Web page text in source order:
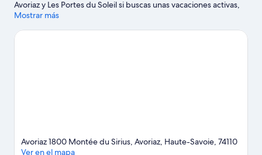
Avoriaz y Les Portes du Soleil si buscas unas vacaciones activas,
donde también puedes acercarte a atractivos turísticos como
¿Viajas con niños? Si es así, puedes llevarlos a Luge 4 Saisons o a
Mostrar más
Avoriaz 1800 Montée du Sirius, Avoriaz, Haute-Savoie, 74110
Ver en el mapa